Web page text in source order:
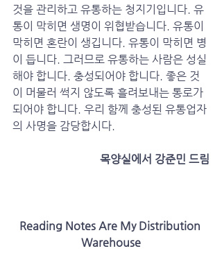
것을 관리하고 유통하는 청지기입니다. 유
통이 막히면 생명이 위협받습니다. 유통이
막히면 혼란이 생깁니다. 유통이 막히면 병
이 듭니다. 그러므로 유통하는 사람은 성실
해야 합니다. 충성되어야 합니다. 좋은 것
이 머물러 썩지 않도록 흘려보내는 통로가
되어야 합니다. 우리 함께 충성된 유통업자
의 사명을 감당합시다.
목양실에서 강준민 드림
Reading Notes Are My Distribution
Warehouse